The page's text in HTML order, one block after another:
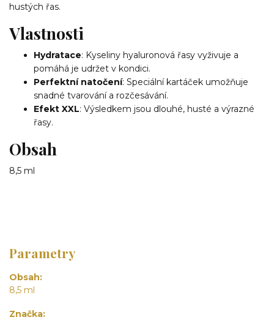
hustých řas.
Vlastnosti
Hydratace: Kyseliny hyaluronová řasy vyživuje a
pomáhá je udržet v kondici.
Perfektní natočení: Speciální kartáček umožňuje
snadné tvarování a rozčesávání.
Efekt XXL: Výsledkem jsou dlouhé, husté a výrazné
řasy.
Obsah
8,5 ml
Parametry
Obsah
8,5 ml
Značka